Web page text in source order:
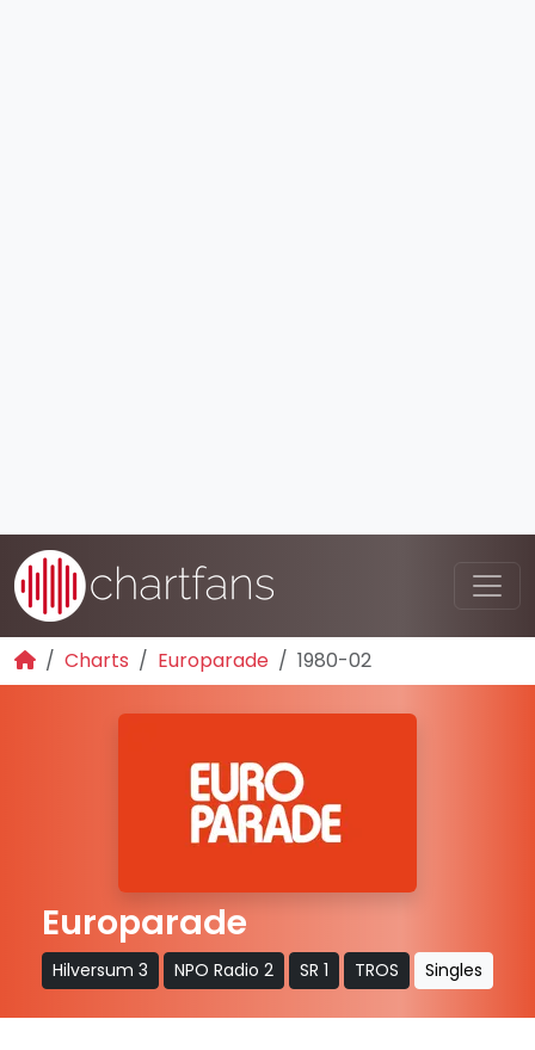
Charts Europarade 1980-02
Europarade
Hilversum 3 NPO Radio 2 SR 1 TROS Singles